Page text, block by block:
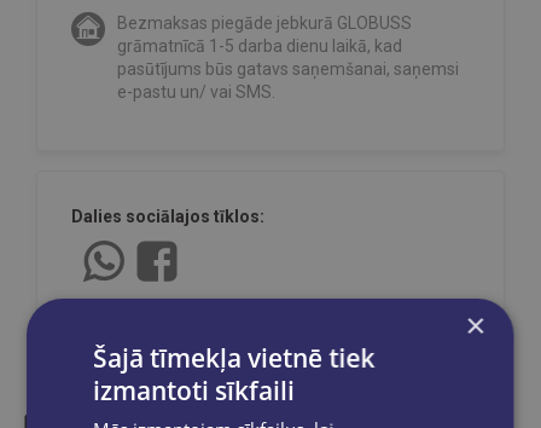
Bezmaksas piegāde jebkurā GLOBUSS
grāmatnīcā 1-5 darba dienu laikā, kad
pasūtījums būs gatavs saņemšanai, saņemsi
e-pastu un/ vai SMS.
Dalies sociālajos tīklos:
×
Šajā tīmekļa vietnē tiek
izmantoti sīkfaili